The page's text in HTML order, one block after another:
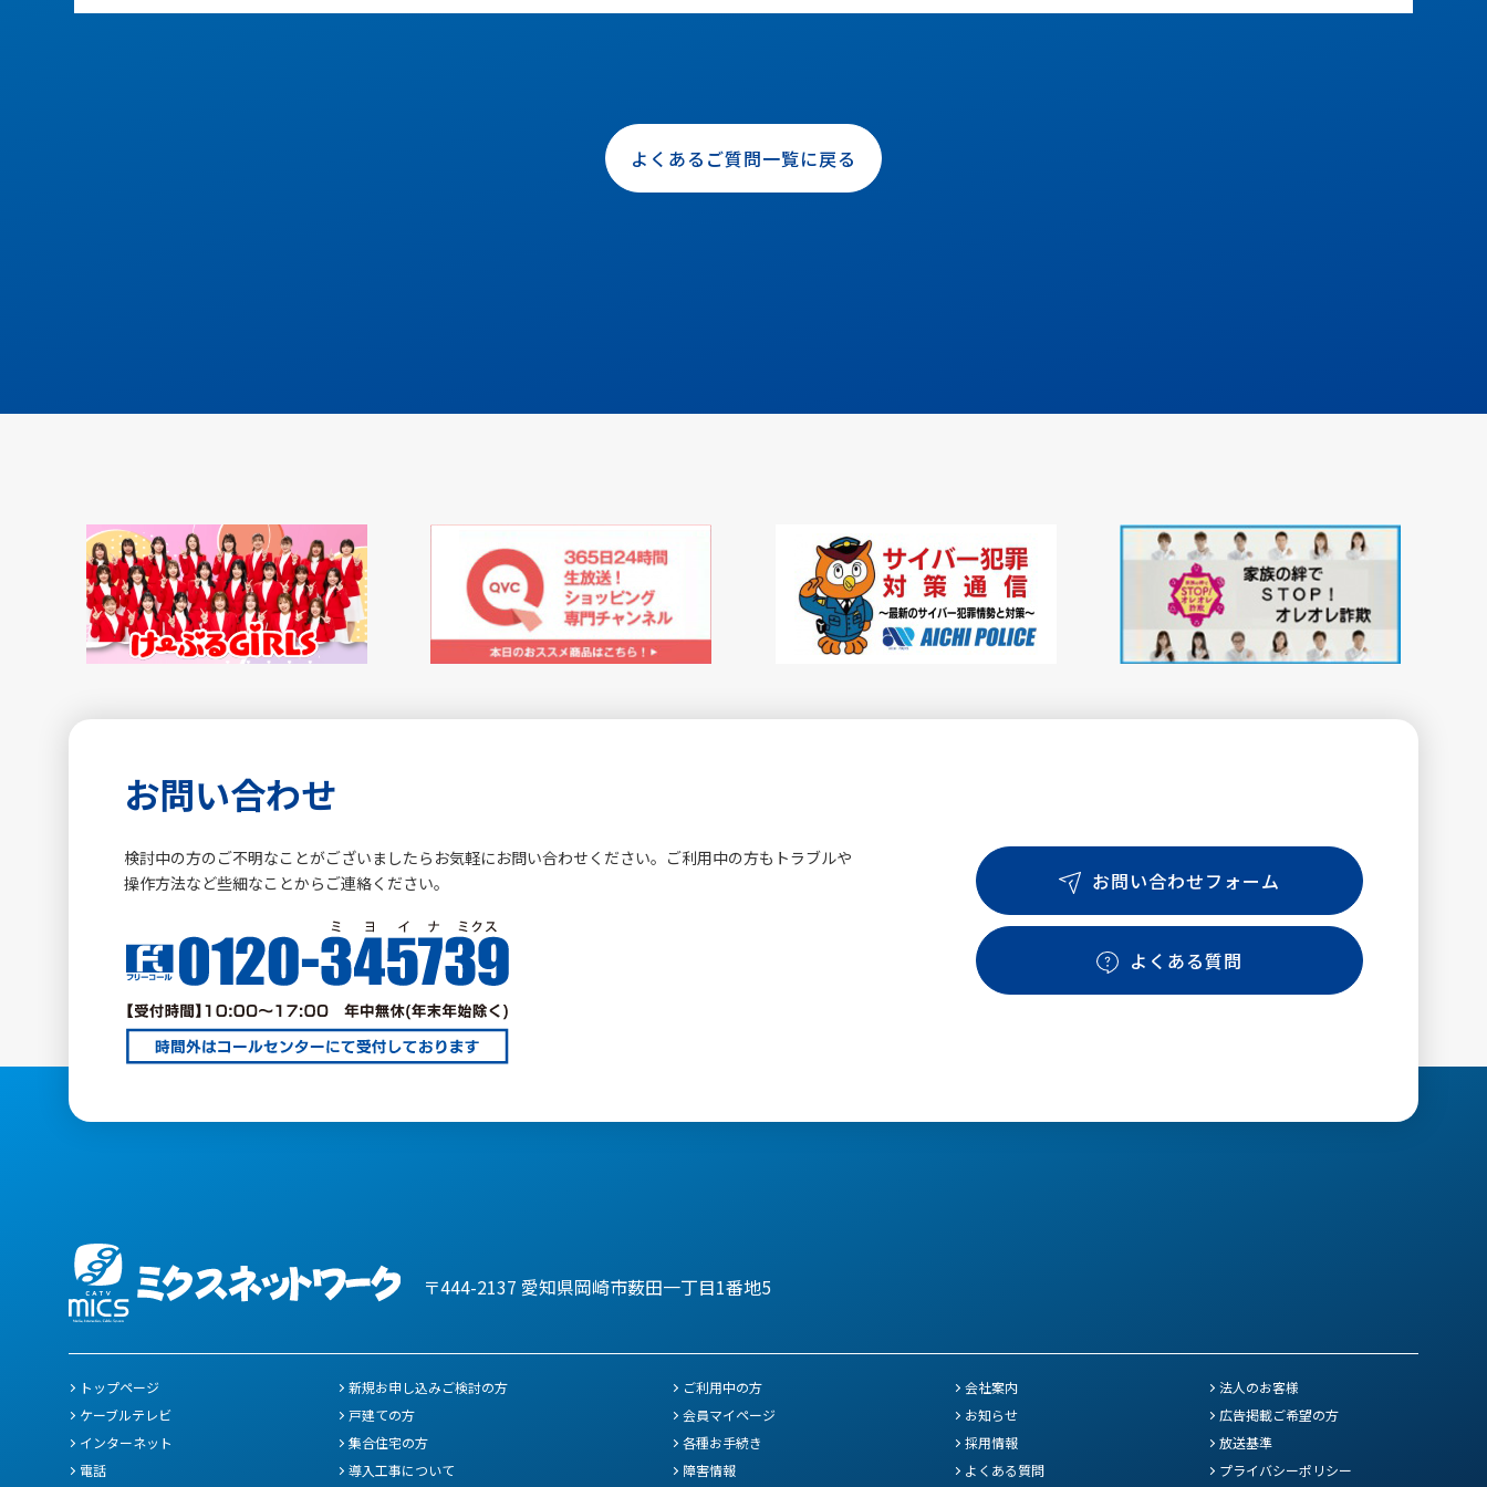
よくあるご質問一覧に戻る
お問い合わせ
検討中の方のご不明なことがございましたらお気軽にお問い合わせください。ご利用中の方もトラブルや
操作方法など些細なことからご連絡ください。
お問い合わせフォーム
よくある質問
〒444-2137 愛知県岡崎市薮田一丁目1番地5
トップページ
ケーブルテレビ
インターネット
電話
新規お申し込みご検討の方
戸建ての方
集合住宅の方
導入工事について
ご利用中の方
会員マイページ
各種お手続き
障害情報
会社案内
お知らせ
採用情報
よくある質問
法人のお客様
広告掲載ご希望の方
放送基準
プライバシーポリシー